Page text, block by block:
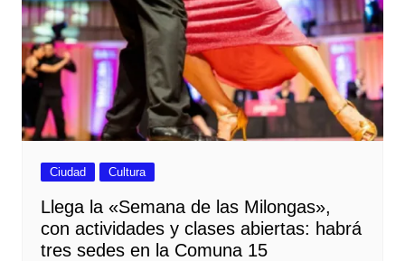
Ciudad Cultura
Llega la «Semana de las Milongas»,
con actividades y clases abiertas: habrá
tres sedes en la Comuna 15